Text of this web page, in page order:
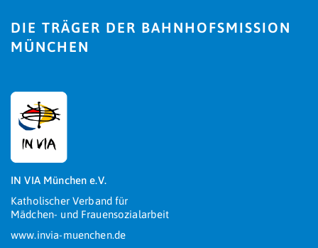
DIE TRÄGER DER BAHNHOFSMISSION
MÜNCHEN
IN VIA München e.V.
Katholischer Verband für
Mädchen- und Frauensozialarbeit
www.invia-muenchen.de